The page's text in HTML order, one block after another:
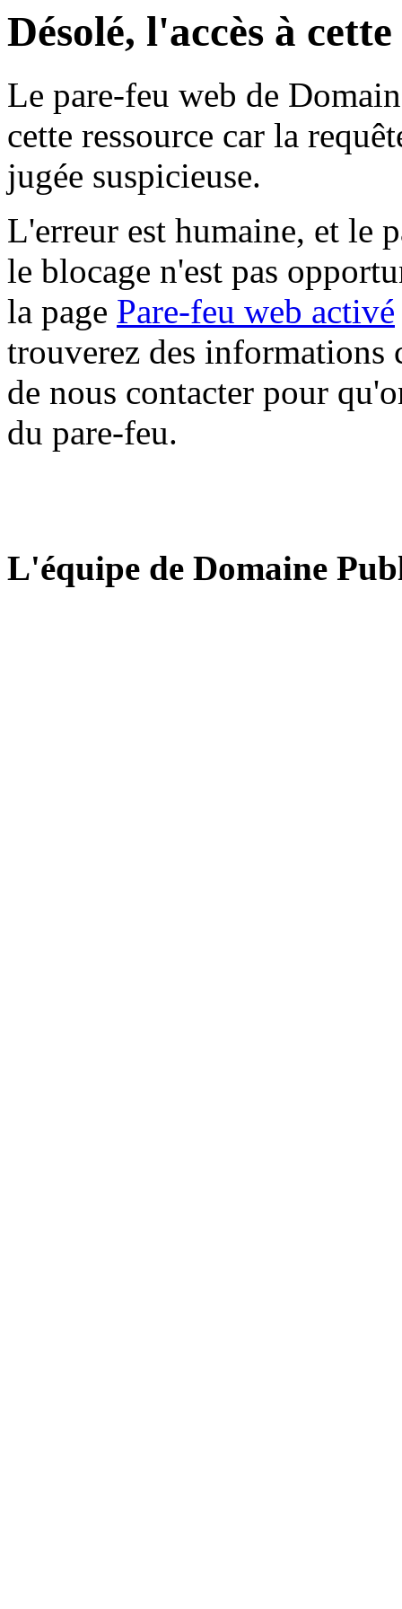
Désolé, l'accès à
Le pare-feu web de
cette ressource car la
jugée suspicieuse.
L'erreur est humaine, et le
le blocage n'est pas
la page Pare-feu web activé
trouverez des informations
de nous contacter pour
du pare-feu.
L'équipe de Domaine